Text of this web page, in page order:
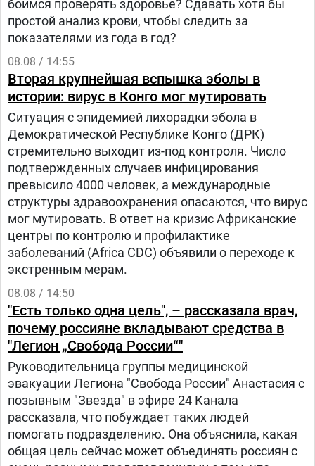
боимся проверять здоровье? Сдавать хотя бы
простой анализ крови, чтобы следить за
показателями из года в год?
08.08 / 14:55
Вторая крупнейшая вспышка эболы в
истории: вирус в Конго мог мутировать
Ситуация с эпидемией лихорадки эбола в
Демократической Республике Конго (ДРК)
стремительно выходит из-под контроля. Число
подтвержденных случаев инфицирования
превысило 4000 человек, а международные
структуры здравоохранения опасаются, что вирус
мог мутировать. В ответ на кризис Африканские
центры по контролю и профилактике
заболеваний (Africa CDC) объявили о переходе к
экстренным мерам.
08.08 / 14:50
"Есть только одна цель", – рассказала врач,
почему россияне вкладывают средства в
"Легион „Свобода России“"
Руководительница группы медицинской
эвакуации Легиона "Свобода России" Анастасия с
позывным "Звезда" в эфире 24 Канала
рассказала, что побуждает таких людей
помогать подразделению. Она объяснила, какая
общая цель сейчас может объединять россиян с